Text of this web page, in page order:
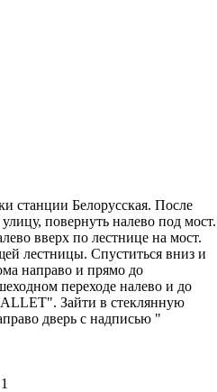
станции Белорусская. После
повернуть налево под мост.
вверх по лестнице на мост.
лестницы. Спуститься вниз и
направо и прямо до
переходе налево и до
Зайти в стеклянную
дверь с надписью "